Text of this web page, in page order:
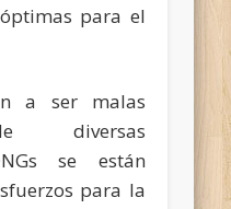
para el
a ser malas
diversas
se están
para la